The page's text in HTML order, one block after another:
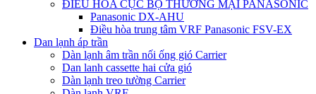
ĐIỀU HÒA CỤC BỘ THƯƠNG MẠI PANASONIC
Panasonic DX-AHU
Điều hòa trung tâm VRF Panasonic FSV-EX
Dan lạnh áp trần
Dàn lạnh âm trần nối ống gió Carrier
Dan lanh cassette hai cửa gió
Dàn lạnh treo tường Carrier